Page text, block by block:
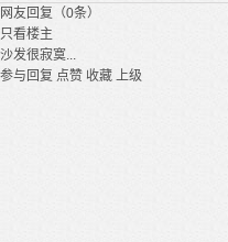
网友回复（0条）
只看楼主
沙发很寂寞...
参与回复 点赞 收藏 上级